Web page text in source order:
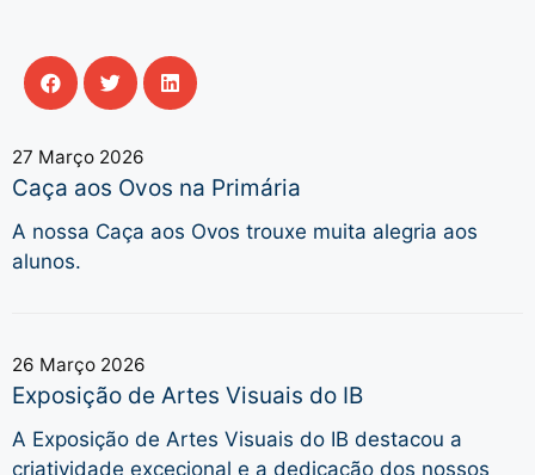
27 Março 2026
Caça aos Ovos na Primária
A nossa Caça aos Ovos trouxe muita alegria aos
alunos.
26 Março 2026
Exposição de Artes Visuais do IB
A Exposição de Artes Visuais do IB destacou a
criatividade excecional e a dedicação dos nossos